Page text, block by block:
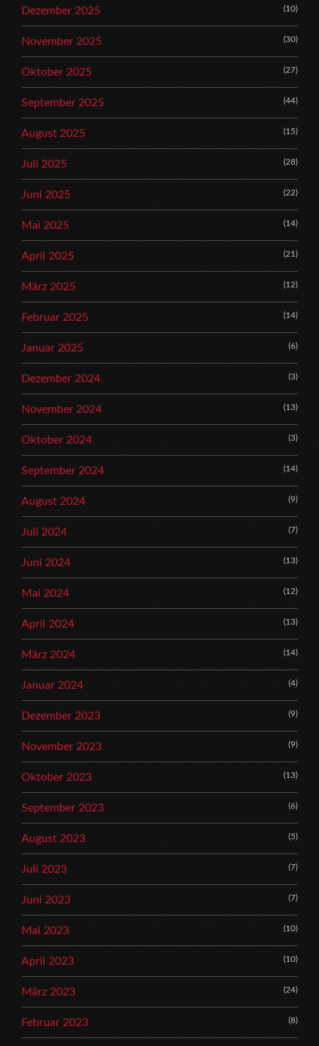
Dezember 2025 (10)
November 2025 (30)
Oktober 2025 (27)
September 2025 (44)
August 2025 (15)
Juli 2025 (28)
Juni 2025 (22)
Mai 2025 (14)
April 2025 (21)
März 2025 (12)
Februar 2025 (14)
Januar 2025 (6)
Dezember 2024 (3)
November 2024 (13)
Oktober 2024 (3)
September 2024 (14)
August 2024 (9)
Juli 2024 (7)
Juni 2024 (13)
Mai 2024 (12)
April 2024 (13)
März 2024 (14)
Januar 2024 (4)
Dezember 2023 (9)
November 2023 (9)
Oktober 2023 (13)
September 2023 (6)
August 2023 (5)
Juli 2023 (7)
Juni 2023 (7)
Mai 2023 (10)
April 2023 (10)
März 2023 (24)
Februar 2023 (8)